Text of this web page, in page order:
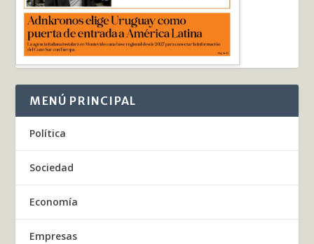
MENÚ PRINCIPAL
Política
Sociedad
Economía
Empresas